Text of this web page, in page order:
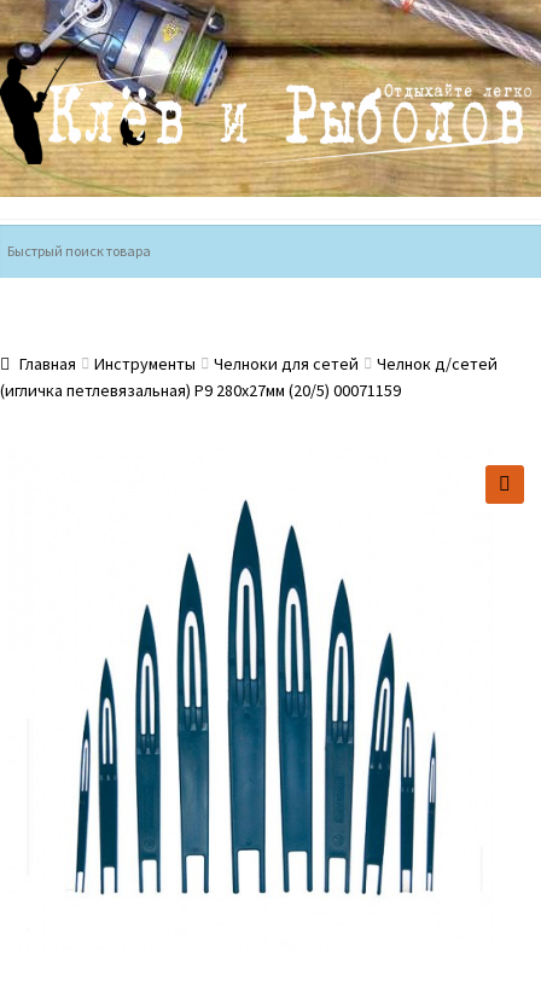
Перейти
к
навигации
Перейти
к
содержимому
Главная Инструменты Челноки для сетей
Челнок д/сетей
(игличка петлевязальная) Р9 280х27мм (20/5) 00071159